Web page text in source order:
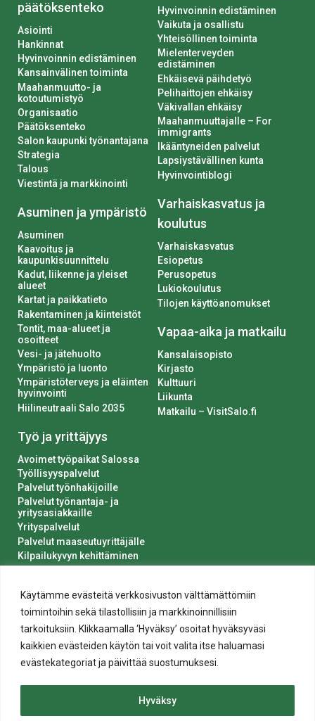
Käytämme evästeitä verkkosivuston välttämättömiin
toimintoihin sekä tilastollisiin ja markkinoinnillisiin
tarkoituksiin. Klikkaamalla ‘Hyväksy’ osoitat hyväksyväsi
kaikkien evästeiden käytön tai voit valita itse haluamasi
evästekategoriat ja päivittää suostumuksesi.
Hyväksy
päätöksenteko
Asiointi
Hankinnat
Hyvinvoinnin edistäminen
Kansainvälinen toiminta
Maahanmuutto- ja
kotoutumistyö
Organisaatio
Päätöksenteko
Salon kaupunki työnantajana
Strategia
Talous
Viestintä ja markkinointi
Asuminen ja ympäristö
Asuminen
Kaavoitus ja
kaupunkisuunnittelu
Kadut, liikenne ja yleiset
alueet
Kartat ja paikkatieto
Rakentaminen ja kiinteistöt
Tontit, maa-alueet ja
osoitteet
Vesi- ja jätehuolto
Ympäristö ja luonto
Ympäristöterveys ja eläinten
hyvinvointi
Hiilineutraali Salo 2035
Työ ja yrittäjyys
Avoimet työpaikat Salossa
Työllisyyspalvelut
Palvelut työnhakijoille
Palvelut työnantaja- ja
yritysasiakkaille
Yrityspalvelut
Palvelut maaseutuyrittäjälle
Kilpailukyvyn kehittäminen
Hyvinvoinnin edistäminen
Vaikuta ja osallistu
Yhteisöllinen toiminta
Mielenterveyden
edistäminen
Ehkäisevä päihdetyö
Pelihaittojen ehkäisy
Väkivallan ehkäisy
Maahanmuuttajalle – For
immigrants
Ikääntyneiden palvelut
Lapsiystävällinen kunta
Hyvinvointiblogi
Varhaiskasvatus ja
koulutus
Varhaiskasvatus
Esiopetus
Perusopetus
Lukiokoulutus
Tilojen käyttöanomukset
Vapaa-aika ja matkailu
Kansalaisopisto
Kirjasto
Kulttuuri
Liikunta
Matkailu – VisitSalo.fi